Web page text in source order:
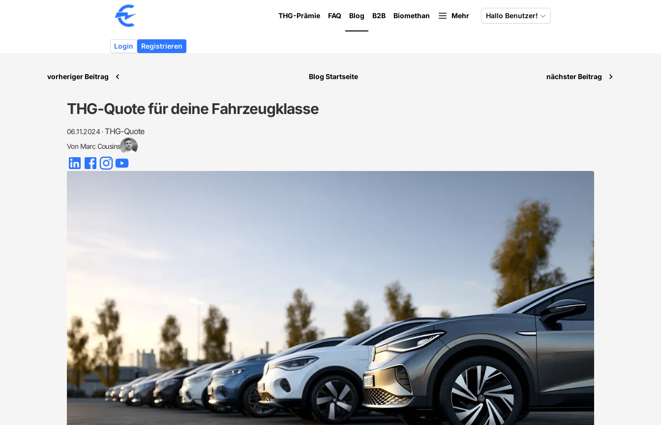
THG-Prämie FAQ Blog B2B Biomethan Mehr Hallo Benutzer!
Login Registrieren
vorheriger Beitrag Blog Startseite nächster Beitrag
THG-Quote für deine Fahrzeugklasse
06.11.2024·THG-Quote
Von Marc Cousins